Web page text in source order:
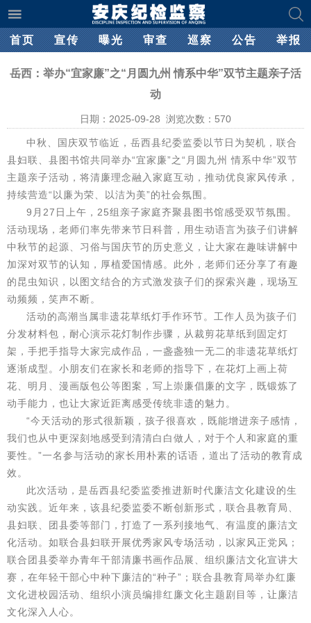
首页 宣传 曝光 审查 巡察 公告 举报
岳西：举办“宜家廉”之“月圆九州 情系中华”双节主题亲子活
动
日期：2025-09-28 浏览次数： 570
中秋、国庆双节临近，岳西县纪委监委以节日为契机，联合
县妇联、县图书馆共同举办“宜家廉”之“月圆九州 情系中华”双节
主题亲子活动，将清廉理念融入家庭互动，推动优良家风传承，
持续营造“以廉为荣、以洁为美”的社会氛围。
9月27日上午，25组亲子家庭齐聚县图书馆感受双节氛围。
活动现场，老师们率先带来节日科普，用生动语言为孩子们讲解
中秋节的起源、习俗与国庆节的历史意义，让大家在趣味讲解中
加深对双节的认知，厚植爱国情感。此外，老师们还分享了有趣
的昆虫知识，以图文结合的方式激发孩子们的探索兴趣，现场互
动频频，笑声不断。
活动的高潮当属非遗花草纸灯手作环节。工作人员为孩子们
分发材料包，耐心演示花灯制作步骤，从裁剪花草纸到固定灯
架，手把手指导大家完成作品，一盏盏独一无二的非遗花草纸灯
逐渐成型。小朋友们在家长和老师的指导下，在花灯上画上荷
花、明月、漫画版包公等图案，写上崇廉倡廉的文字，既锻炼了
动手能力，也让大家近距离感受传统非遗的魅力。
“今天活动的形式很新颖，孩子很喜欢，既能增进亲子感情，
我们也从中更深刻地感受到清清白白做人，对于个人和家庭的重
要性。”一名参与活动的家长用朴素的话语，道出了活动的教育成
效。
此次活动，是岳西县纪委监委推进新时代廉洁文化建设的生
动实践。近年来，该县纪委监委不断创新形式，联合县教育局、
县妇联、团县委等部门，打造了一系列接地气、有温度的廉洁文
化活动。如联合县妇联开展优秀家风专场活动，以家风正党风；
联合团县委举办青年干部清廉书画作品展、组织廉洁文化宣讲大
赛，在年轻干部心中种下廉洁的“种子”；联合县教育局举办红廉
文化进校园活动、组织小演员编排红廉文化主题剧目等，让廉洁
文化深入人心。